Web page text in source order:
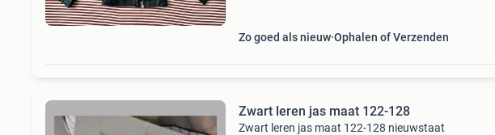
Zo goed als nieuw Ophalen of Verzenden
Zwart leren jas maat 122-128
Zwart leren jas maat 122-128 nieuwstaat